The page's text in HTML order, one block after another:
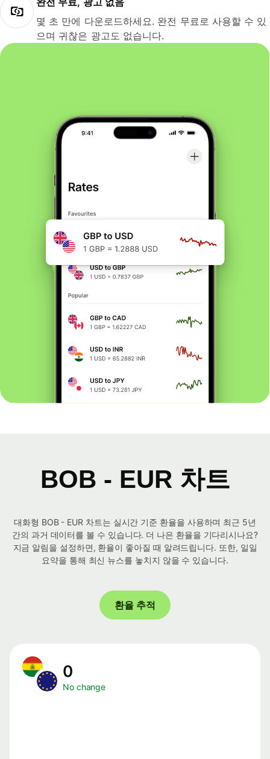
몇 초 만에 다운로드하세요. 완전 무료로 사용할 수 있
으며 귀찮은 광고도 없습니다.
BOB - EUR 차트
대화형 BOB - EUR 차트는 실시간 기준 환율을 사용하며 최근 5년
간의 과거 데이터를 볼 수 있습니다. 더 나은 환율을 기다리시나요?
지금 알림을 설정하면, 환율이 좋아질 때 알려드립니다. 또한, 일일
요약을 통해 최신 뉴스를 놓치지 않을 수 있습니다.
환율 추적
0
No change